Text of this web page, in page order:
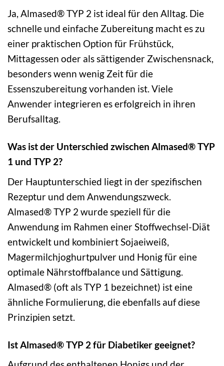
Ja, Almased® TYP 2 ist ideal für den Alltag. Die
schnelle und einfache Zubereitung macht es zu
einer praktischen Option für Frühstück,
Mittagessen oder als sättigender Zwischensnack,
besonders wenn wenig Zeit für die
Essenszubereitung vorhanden ist. Viele
Anwender integrieren es erfolgreich in ihren
Berufsalltag.
Was ist der Unterschied zwischen Almased® TYP
1 und TYP 2?
Der Hauptunterschied liegt in der spezifischen
Rezeptur und dem Anwendungszweck.
Almased® TYP 2 wurde speziell für die
Anwendung im Rahmen einer Stoffwechsel-Diät
entwickelt und kombiniert Sojaeiweiß,
Magermilchjoghurtpulver und Honig für eine
optimale Nährstoffbalance und Sättigung.
Almased® (oft als TYP 1 bezeichnet) ist eine
ähnliche Formulierung, die ebenfalls auf diese
Prinzipien setzt.
Ist Almased® TYP 2 für Diabetiker geeignet?